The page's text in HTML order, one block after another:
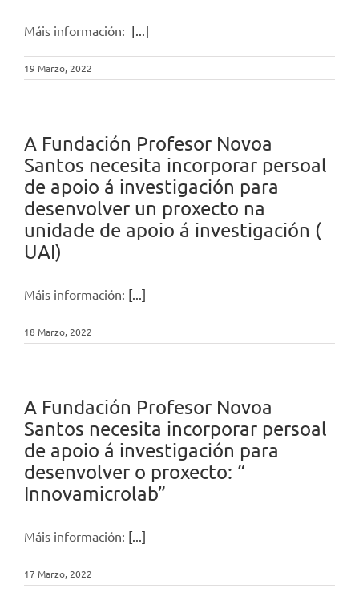
Máis información: [...]
19 Marzo, 2022
A Fundación Profesor Novoa
Santos necesita incorporar persoal
de apoio á investigación para
desenvolver un proxecto na
unidade de apoio á investigación (
UAI)
Máis información: [...]
18 Marzo, 2022
A Fundación Profesor Novoa
Santos necesita incorporar persoal
de apoio á investigación para
desenvolver o proxecto: “
Innovamicrolab”
Máis información: [...]
17 Marzo, 2022